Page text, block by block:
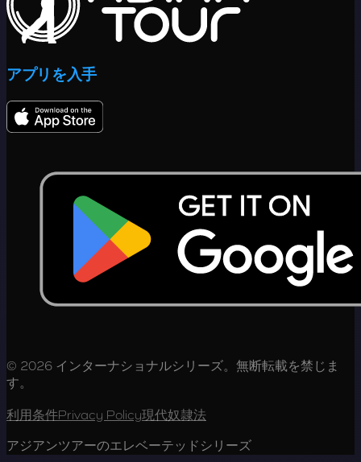
アプリを入手
© 2026 インターナショナルシリーズ。無断転載を禁じま
す。
利用条件Privacy Policy現代奴隷法
アジアンツアーのエレベーテッドシリーズ